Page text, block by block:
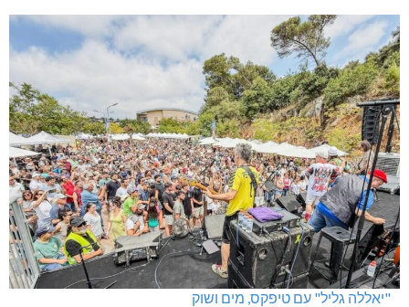
"יאללה גליל" עם טיפקס, מים ושוק